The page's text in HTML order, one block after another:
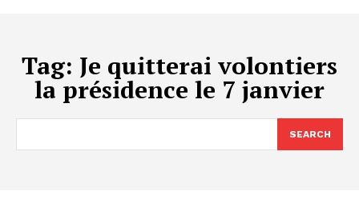
Tag: Je quitterai volontiers
la présidence le 7 janvier
SEARCH